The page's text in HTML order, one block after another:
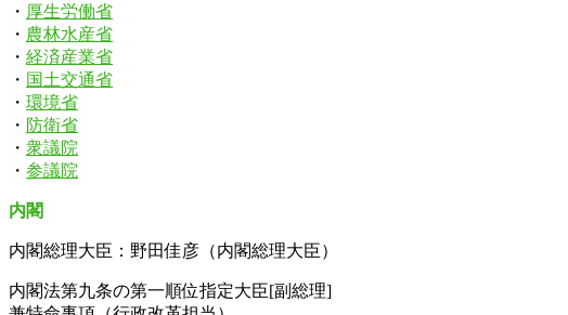
・ 厚生労働省
・ 農林水産省
・ 経済産業省
・ 国土交通省
・ 環境省
・ 防衛省
・ 衆議院
・ 参議院
内閣
内閣総理大臣：野田佳彦（内閣総理大臣）
内閣法第九条の第一順位指定大臣[副総理]